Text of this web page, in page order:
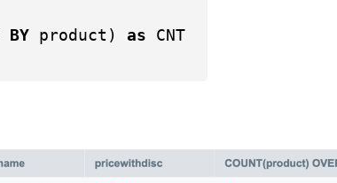
BY product) as